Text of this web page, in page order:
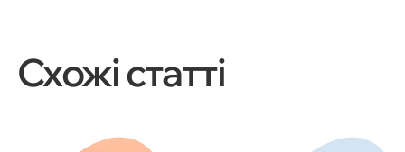
Схожі статті